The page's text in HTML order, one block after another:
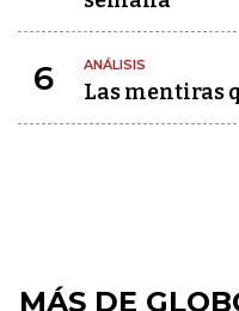
6 ANÁLISIS
Las mentiras
MÁS DE